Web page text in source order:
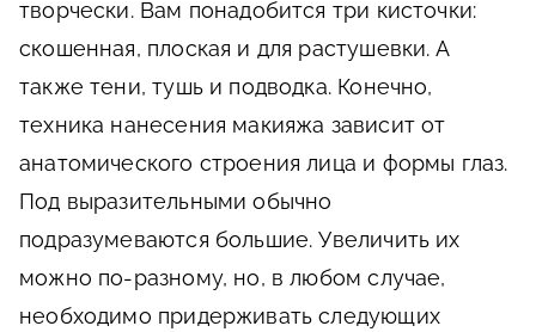
творчески. Вам понадобится три кисточки:
скошенная, плоская и для растушевки. А
также тени, тушь и подводка. Конечно,
техника нанесения макияжа зависит от
анатомического строения лица и формы глаз.
Под выразительными обычно
подразумеваются большие. Увеличить их
можно по-разному, но, в любом случае,
необходимо придерживать следующих